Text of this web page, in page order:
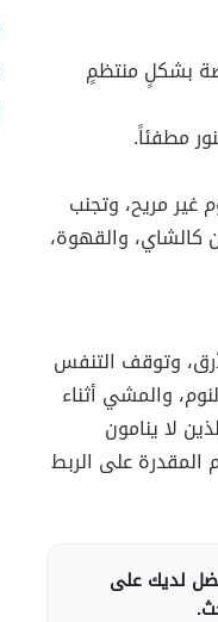
بشكلٍ منتظمٍ
مطفئاً.
غير مريح، وتجنب
كالشاي، والقهوة،
وتوقف التنفس
والمشي أثناء
لا ينامون
على الربط
لديك على